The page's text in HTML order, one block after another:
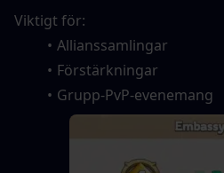
Viktigt för:
Allianssamlingar
Förstärkningar
Grupp-PvP-evenemang